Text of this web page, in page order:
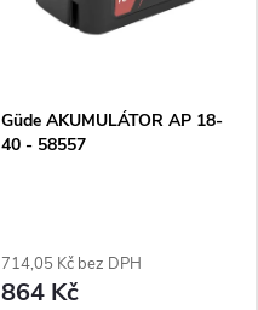
Güde AKUMULÁTOR AP 18-
40 - 58557
714,05 Kč bez DPH
864 Kč